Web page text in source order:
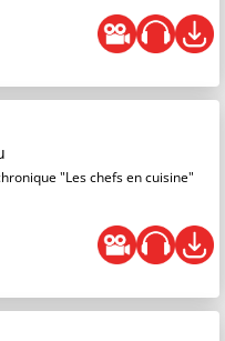
"Les chefs en cuisine"